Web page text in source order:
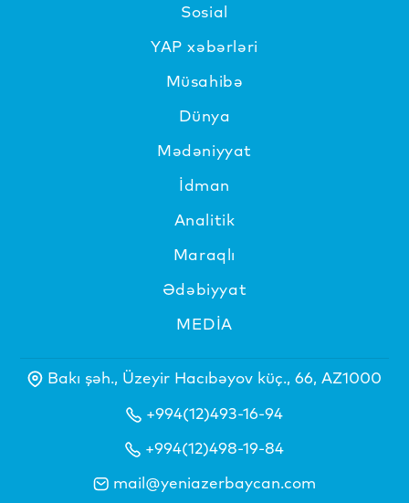
Sosial
YAP xəbərləri
Müsahibə
Dünya
Mədəniyyat
İdman
Analitik
Maraqlı
Ədəbiyyat
MEDİA
Bakı şəh., Üzeyir Hacıbəyov küç., 66, AZ1000
+994(12)493-16-94
+994(12)498-19-84
mail@yeniazerbaycan.com